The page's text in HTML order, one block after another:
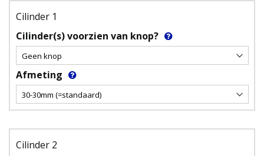
Cilinder 1
Cilinder(s) voorzien van knop?
Afmeting
Cilinder 2